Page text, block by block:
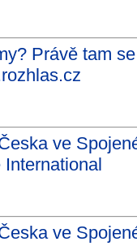
Právě tam
ve
ve